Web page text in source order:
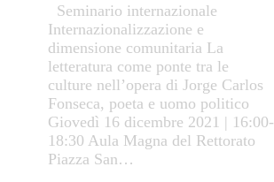
Seminario internazionale
Internazionalizzazione e
dimensione comunitaria La
letteratura come ponte tra le
culture nell’opera di Jorge Carlos
Fonseca, poeta e uomo politico
Giovedì 16 dicembre 2021 | 16:00-
18:30 Aula Magna del Rettorato
Piazza San…